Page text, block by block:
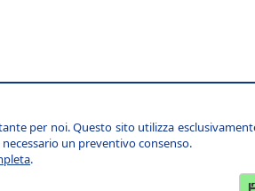
per noi. Questo sito utilizza
un preventivo consenso.
.